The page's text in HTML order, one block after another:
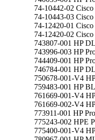
74-10442-02
74-10443-03
74-12420-01
74-12420-02
743807-001 HP
743996-003 HP
744409-001 HP
746784-001 HP
750678-001-V4
759483-001 HP
761669-001-V4
761669-002-V4
773911-001 HP
775243-002 HPE
775400-001-V4